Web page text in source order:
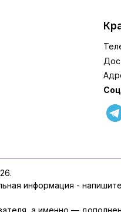
информация -
а именно —